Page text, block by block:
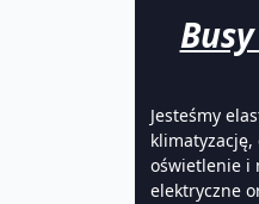
Jesteśmy
oświetlenie i
elektryczne